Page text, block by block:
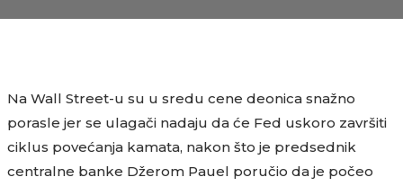
Na Wall Street-u su u sredu cene deonica snažno
porasle jer se ulagači nadaju da će Fed uskoro završiti
ciklus povećanja kamata, nakon što je predsednik
centralne banke Džerom Pauel poručio da je počeo